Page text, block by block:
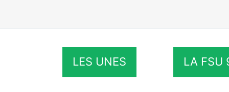
LES UNES LA FSU